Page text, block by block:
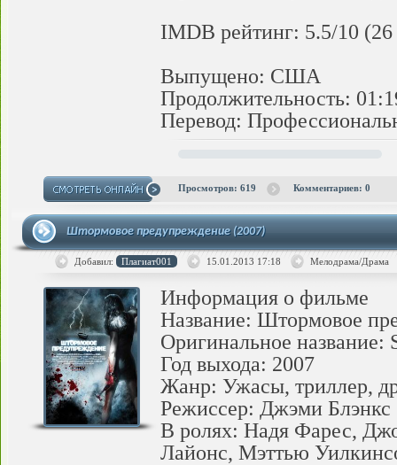
IMDB рейтинг: 5.5/10 (26
Выпущено: США
Продолжительность:
Перевод:
Просмотров: 619 Комментариев: 0
Штормовое предупреждение (2007)
Добавил: Плагиат001 15.01.2013 17:18 Мелодрама/Драма
Информация о фильме
Название: Штормовое
Оригинальное название:
Год выхода: 2007
Жанр: Ужасы, триллер,
Режиссер: Джэми Блэнкс
В ролях: Надя Фарес,
Лайонс, Мэттью